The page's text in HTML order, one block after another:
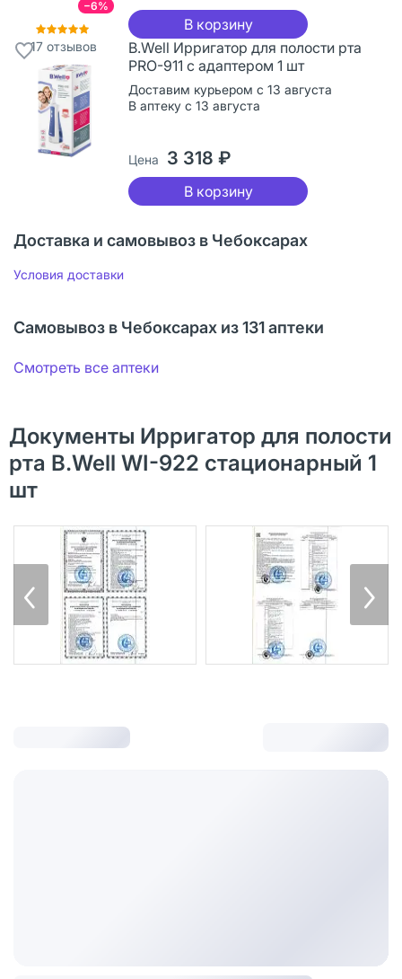
−6%
17 отзывов
В корзину
B.Well Ирригатор для полости рта
PRO-911 с адаптером 1 шт
Доставим курьером с 13 августа
В аптеку с 13 августа
Цена 3 318 ₽
В корзину
Доставка и самовывоз в Чебоксарах
Условия доставки
Самовывоз в Чебоксарах из 131 аптеки
Смотреть все аптеки
Документы Ирригатор для полости
рта B.Well WI-922 стационарный 1
шт